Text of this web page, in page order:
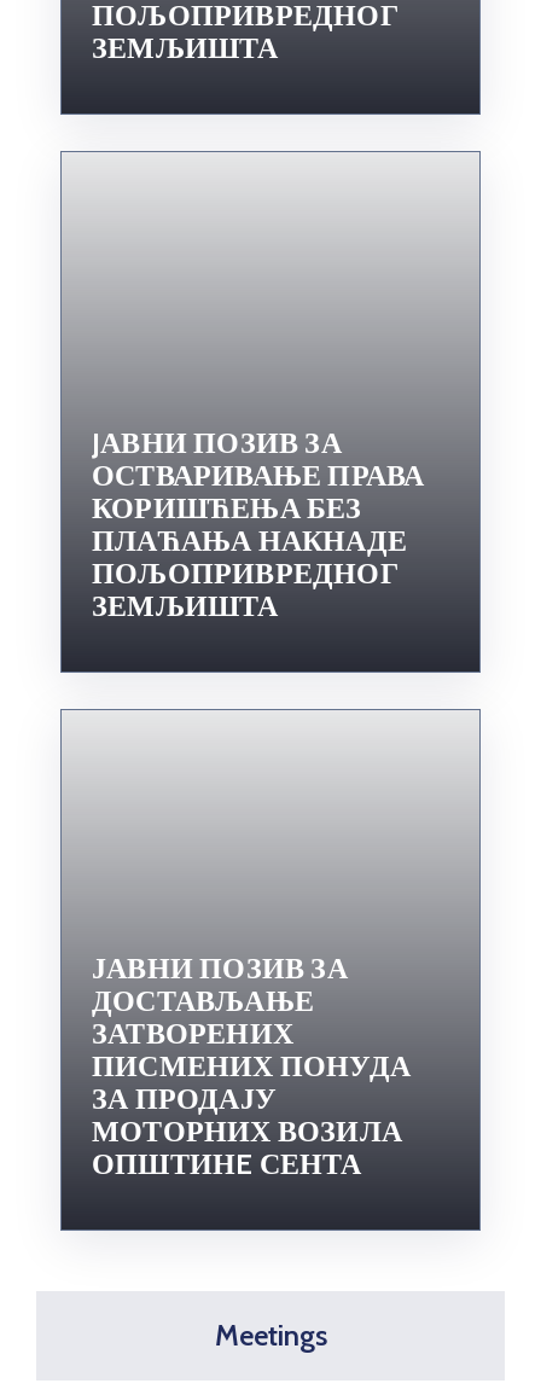
ПОЉОПРИВРЕДНОГ
ЗЕМЉИШТА
JАВНИ ПОЗИВ ЗА
ОСТВАРИВАЊЕ ПРАВА
КОРИШЋЕЊА БЕЗ
ПЛАЋАЊА НАКНАДЕ
ПОЉОПРИВРЕДНОГ
ЗЕМЉИШТА
ЈАВНИ ПОЗИВ ЗА
ДОСТАВЉАЊЕ
ЗАТВОРЕНИХ
ПИСМЕНИХ ПОНУДА
ЗА ПРОДАЈУ
МОТОРНИХ ВОЗИЛА
ОПШТИНE СЕНТА
Meetings